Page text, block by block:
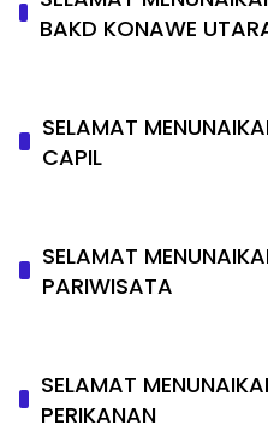
BAKD KONAWE
SELAMAT
CAPIL
SELAMAT
PARIWISATA
SELAMAT
PERIKANAN